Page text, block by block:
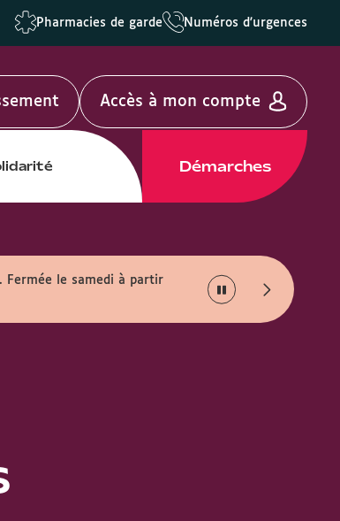
Pharmacies de garde Numéros d'urgences
Accès à mon compte
Démarches
Fermée le samedi à partir
Info travaux :
août.